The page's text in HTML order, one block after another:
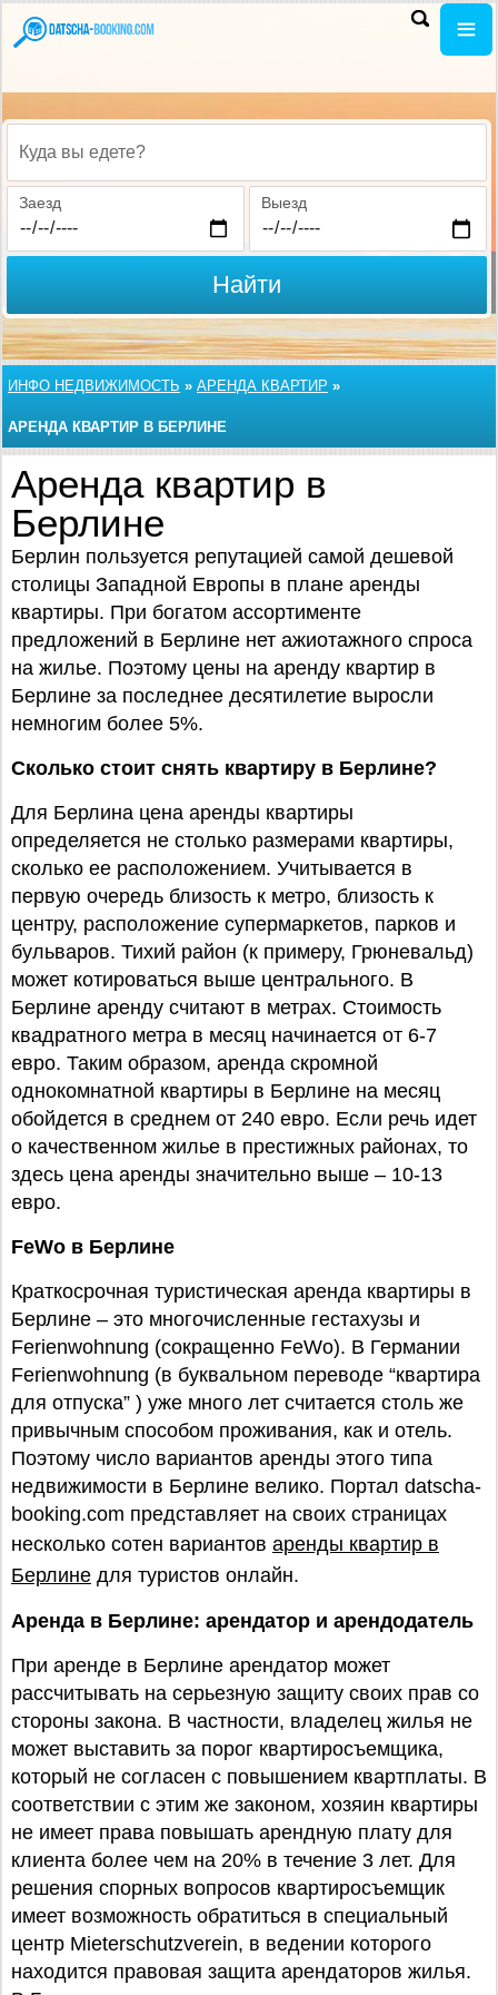
Куда вы едете?
Заезд Выезд
Найти
ИНФО НЕДВИЖИМОСТЬ » АРЕНДА КВАРТИР »
АРЕНДА КВАРТИР В БЕРЛИНЕ
Аренда квартир в
Берлине
Берлин пользуется репутацией самой дешевой
столицы Западной Европы в плане аренды
квартиры. При богатом ассортименте
предложений в Берлине нет ажиотажного спроса
на жилье. Поэтому цены на аренду квартир в
Берлине за последнее десятилетие выросли
немногим более 5%.
Сколько стоит снять квартиру в Берлине?
Для Берлина цена аренды квартиры
определяется не столько размерами квартиры,
сколько ее расположением. Учитывается в
первую очередь близость к метро, близость к
центру, расположение супермаркетов, парков и
бульваров. Тихий район (к примеру, Грюневальд)
может котироваться выше центрального. В
Берлине аренду считают в метрах. Стоимость
квадратного метра в месяц начинается от 6-7
евро. Таким образом, аренда скромной
однокомнатной квартиры в Берлине на месяц
обойдется в среднем от 240 евро. Если речь идет
о качественном жилье в престижных районах, то
здесь цена аренды значительно выше – 10-13
евро.
FeWo в Берлине
Краткосрочная туристическая аренда квартиры в
Берлине – это многочисленные гестахузы и
Ferienwohnung (сокращенно FeWo). В Германии
Ferienwohnung (в буквальном переводе “квартира
для отпуска” ) уже много лет считается столь же
привычным способом проживания, как и отель.
Поэтому число вариантов аренды этого типа
недвижимости в Берлине велико. Портал datscha-
booking.com представляет на своих страницах
несколько сотен вариантов аренды квартир в
Берлине для туристов онлайн.
Аренда в Берлине: арендатор и арендодатель
При аренде в Берлине арендатор может
рассчитывать на серьезную защиту своих прав со
стороны закона. В частности, владелец жилья не
может выставить за порог квартиросъемщика,
который не согласен с повышением квартплаты. В
соответствии с этим же законом, хозяин квартиры
не имеет права повышать арендную плату для
клиента более чем на 20% в течение 3 лет. Для
решения спорных вопросов квартиросъемщик
имеет возможность обратиться в специальный
центр Mieterschutzverein, в ведении которого
находится правовая защита арендаторов жилья.